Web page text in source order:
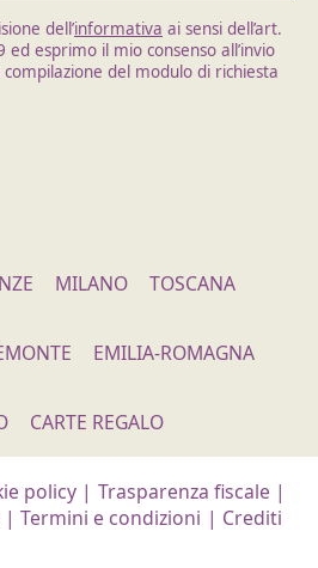
dell’informativa ai sensi dell’art.
esprimo il mio consenso all’invio
del modulo di richiesta
MILANO TOSCANA
EMILIA-ROMAGNA
CARTE REGALO
policy | Trasparenza fiscale |
| Termini e condizioni | Crediti